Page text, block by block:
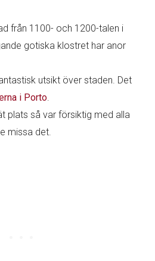
från 1100- och 1200-talen i
gotiska klostret har anor
utsikt över staden. Det
i Porto
plats så var försiktig med alla
missa det.